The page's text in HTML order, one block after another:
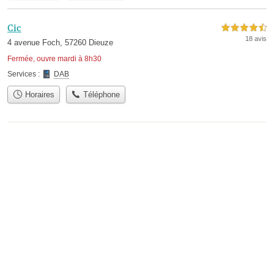
Cic
4 avenue Foch, 57260 Dieuze
Fermée, ouvre mardi à 8h30
4,5 étoiles sur 5
18 avis
Services : DAB
Horaires Téléphone